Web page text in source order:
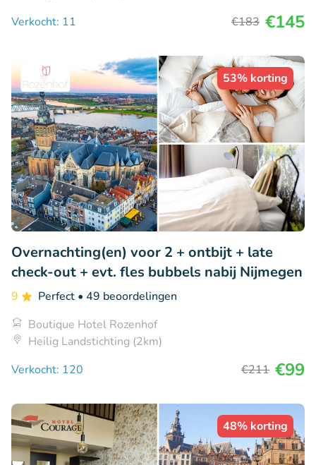
Verkocht: 11
€183 €145
53% korting
Overnachting(en) voor 2 + ontbijt + late
check-out + evt. fles bubbels nabij Nijmegen
9 Perfect • 49 beoordelingen
Boutique Hotel Rozenhof
Heilig Landstichting (2km)
Verkocht: 120
€211 €99
48% korting